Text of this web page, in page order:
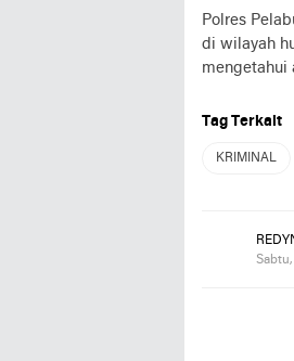
Polres
di wilayah
mengetahui
Tag Terkait
KRIMINAL
Sabtu,